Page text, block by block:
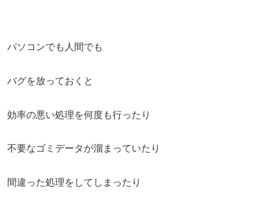
パソコンでも人間でも
バグを放っておくと
効率の悪い処理を何度も行ったり
不要なゴミデータが溜まっていたり
間違った処理をしてしまったり